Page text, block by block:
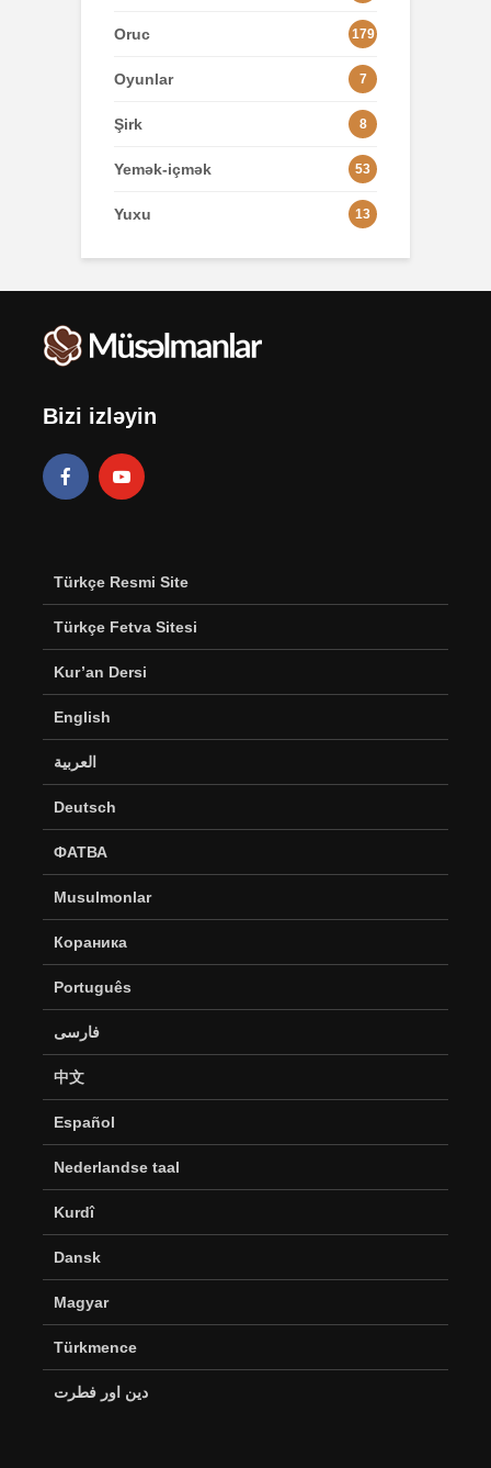
Oruc 179
Oyunlar 7
Şirk 8
Yemək-içmək 53
Yuxu 13
Bizi izləyin
Türkçe Resmi Site
Türkçe Fetva Sitesi
Kur’an Dersi
English
العربية
Deutsch
ФАТВА
Musulmonlar
Кораника
Português
فارسی
中文
Español
Nederlandse taal
Kurdî
Dansk
Magyar
Türkmence
دین اور فطرت